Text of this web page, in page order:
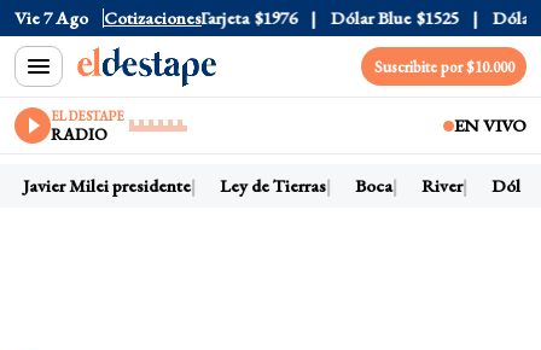
Vie 7 Ago Cotizaciones
$1520 Dólar Tarjeta $1976 Dólar Blue $1525 Dólar CCL
Suscribite por $10.000
EL DESTAPE
RADIO EN VIVO
Javier Milei presidente Ley de Tierras Boca River Dólar